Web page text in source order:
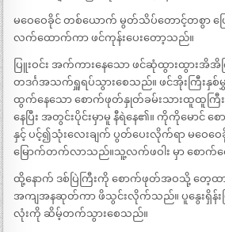
မဝေဝေခိုင် တစ်ယောက် မွတ်သိပ်တောင့်တစွာ ပြေ
လက်ထောက်ကာ ဖင်ကုန်းပေးတော့သည်။
ပြူးဝင်း အက်ကားနေသော ဖင်ဆုံထွားထွားအိ
တဒင်္ဂအသက်ရှူရပ်သွားစေသည်။ ဖင်အိုးကြီးနှစ်
ထွက်နေသော စောက်ဖုတ်နှုတ်ခမ်းသားထူထူကြီ
နေပြီး အတွင်းပိုင်းမှာမူ နီရဲနေ၏။ ကိုကိုမောင်
နှင့် ပင့်၍သုံးလေးချက် ပွတ်ပေးလိုက်ရာ မဝေ
မြောက်တက်လာသည်။သူ့လက်ဖဝါး မှာ စောက်
ထို့နောက် ဒစ်ပြဲကြီးကို စောက်ဖုတ်အဝသို့ တေ့ထာ
အကျအနဆုတ်ကာ ဖိသွင်းလိုက်သည်။ ပူနွေးရှိန်
လုံးကို ဆိမ့်တက်သွားစေသည်။